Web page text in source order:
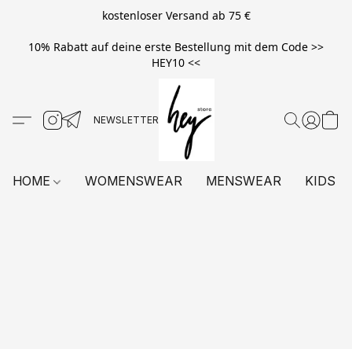
kostenloser Versand ab 75 €
10% Rabatt auf deine erste Bestellung mit dem Code >>
HEY10 <<
HOME WOMENSWEAR MENSWEAR KIDS